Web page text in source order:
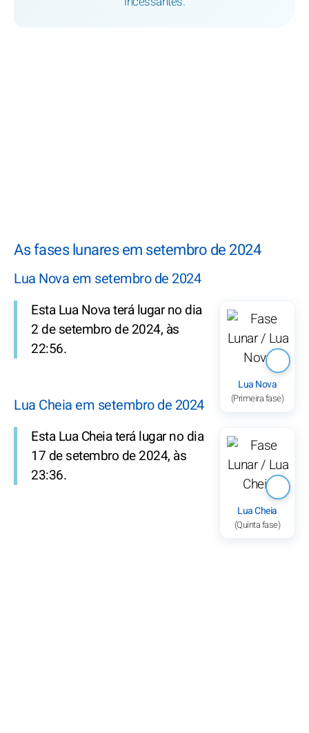
As fases lunares em setembro de 2024
Lua Nova em setembro de 2024
Lua Nova
(Primeira fase)
Esta Lua Nova terá lugar no dia
2 de setembro de 2024, às
22:56.
Lua Cheia em setembro de 2024
Lua Cheia
(Quinta fase)
Esta Lua Cheia terá lugar no dia
17 de setembro de 2024, às
23:36.